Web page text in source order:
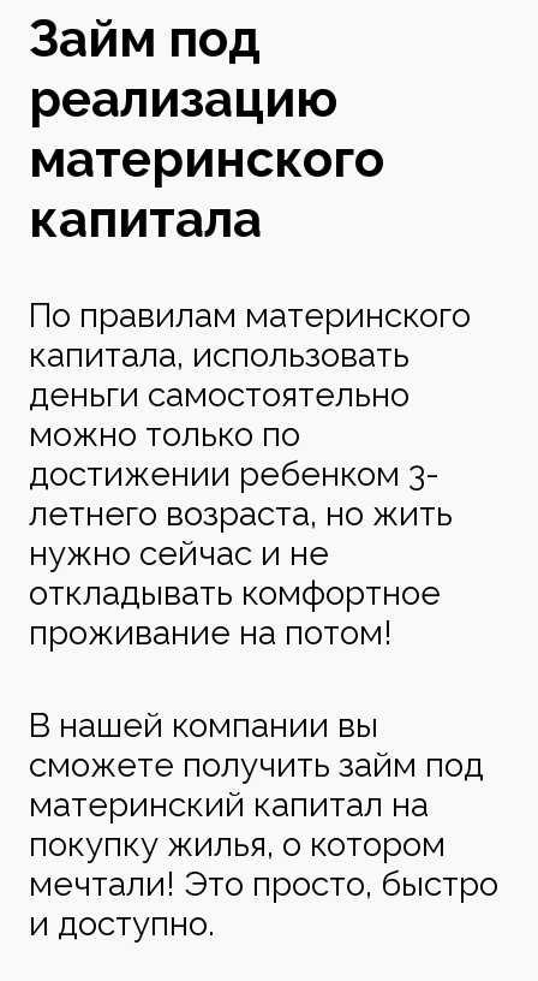
Займ под
реализацию
материнского
капитала
По правилам материнского
капитала, использовать
деньги самостоятельно
можно только по
достижении ребенком 3-
летнего возраста, но жить
нужно сейчас и не
откладывать комфортное
проживание на потом!
В нашей компании вы
сможете получить займ под
материнский капитал на
покупку жилья, о котором
мечтали! Это просто, быстро
и доступно.